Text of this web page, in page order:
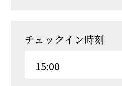
チェックイン時刻